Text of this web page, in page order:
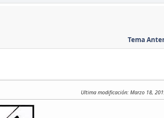
Tema
Ultima modificación: Marzo 18,